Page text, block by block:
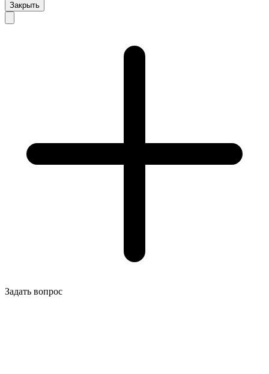
Закрыть
Задать вопрос